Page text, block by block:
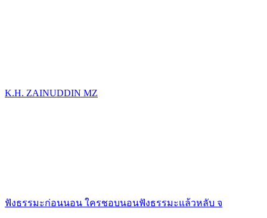
K.H. ZAINUDDIN MZ
ฟังธรรมะก่อนนอน ใครชอบนอนฟังธรรมะแล้วหลับ จ